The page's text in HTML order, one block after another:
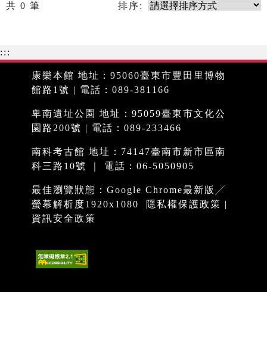
共 0 筆 排序:
:::
康樂本館 地址：95060臺東市豐田里博物
館路1號 | 電話：089-381166
卑南遺址公園 地址：95059臺東市文化公
園路200號 | 電話：089-233466
南科考古館 地址：74147臺南市新市區南
科三路10號 ｜ 電話：06-5050905
最佳瀏覽狀態：Google Chrome最新版╱
螢幕解析度1920x1080
隱私權保護政策 |
資訊安全政策